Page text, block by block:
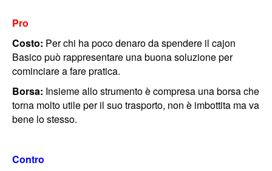
Pro
Costo: Per chi ha poco denaro da spendere il cajon
Basico può rappresentare una buona soluzione per
cominciare a fare pratica.
Borsa: Insieme allo strumento è compresa una borsa che
torna molto utile per il suo trasporto, non è imbottita ma va
bene lo stesso.
Contro